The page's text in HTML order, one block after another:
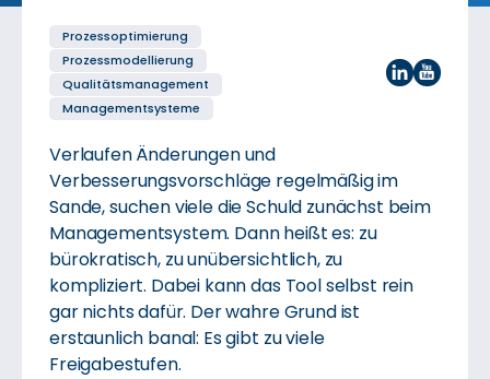
Prozessoptimierung
Prozessmodellierung
Qualitäts­manage­ment
Management­systeme
Verlaufen Änderungen und
Verbesserungsvorschläge regelmäßig im
Sande, suchen viele die Schuld zunächst beim
Managementsystem. Dann heißt es: zu
bürokratisch, zu unübersichtlich, zu
kompliziert. Dabei kann das Tool selbst rein
gar nichts dafür. Der wahre Grund ist
erstaunlich banal: Es gibt zu viele
Freigabestufen.